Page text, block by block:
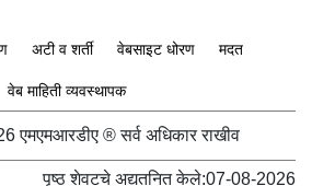
अटी व शर्ती वेबसाइट धोरण मदत
वेब माहिती व्यवस्थापक
एमएमआरडीए ® सर्व अधिकार राखीव
पृष्ठ शेवटचे अद्यतनित केले:07-08-2026